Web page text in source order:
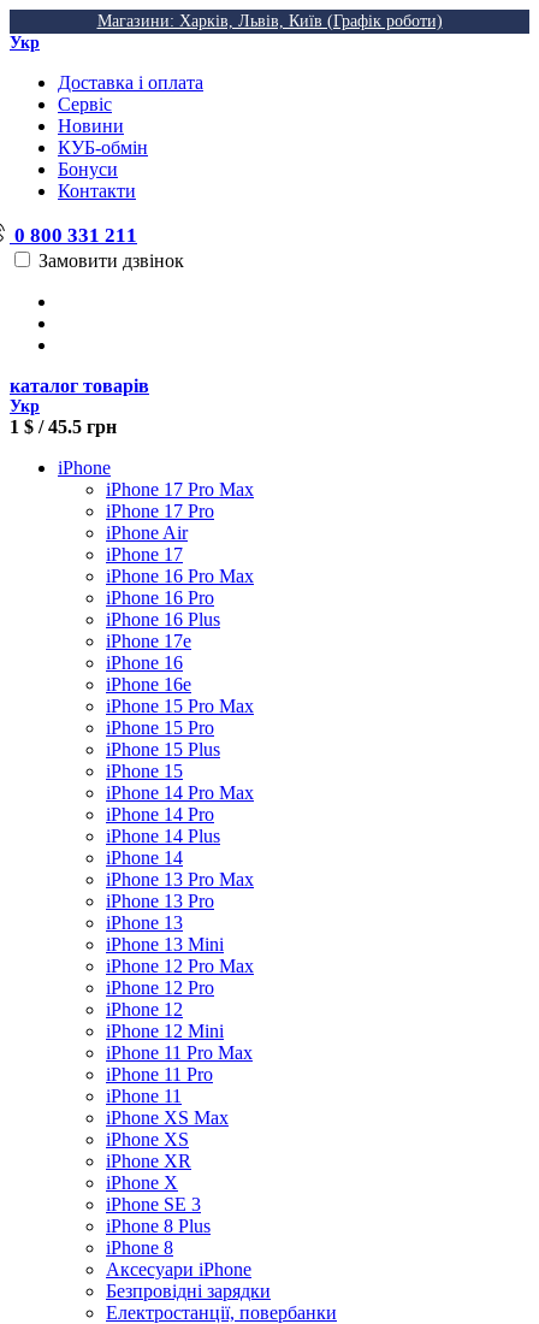
Магазини: Харків, Львів, Київ (Графік роботи)
Укр
Доставка і оплата
Сервіс
Новини
КУБ-обмін
Бонуси
Контакти
0 800 331 211
Замовити дзвінок
каталог товарів
Укр
1 $ / 45.5 грн
iPhone
iPhone 17 Pro Max
iPhone 17 Pro
iPhone Air
iPhone 17
iPhone 16 Pro Max
iPhone 16 Pro
iPhone 16 Plus
iPhone 17e
iPhone 16
iPhone 16e
iPhone 15 Pro Max
iPhone 15 Pro
iPhone 15 Plus
iPhone 15
iPhone 14 Pro Max
iPhone 14 Pro
iPhone 14 Plus
iPhone 14
iPhone 13 Pro Max
iPhone 13 Pro
iPhone 13
iPhone 13 Mini
iPhone 12 Pro Max
iPhone 12 Pro
iPhone 12
iPhone 12 Mini
iPhone 11 Pro Max
iPhone 11 Pro
iPhone 11
iPhone XS Max
iPhone XS
iPhone XR
iPhone X
iPhone SE 3
iPhone 8 Plus
iPhone 8
Аксесуари iPhone
Безпровідні зарядки
Електростанції, повербанки